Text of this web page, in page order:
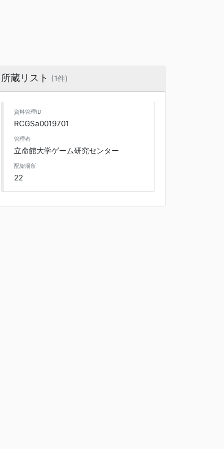
所蔵リスト (1件)
資料管理ID
RCGSa0019701
管理者
立命館大学ゲーム研究センター
配架場所
22